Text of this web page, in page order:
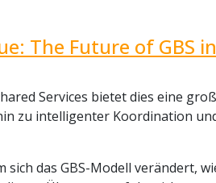
The Future of GBS
Services bietet dies eine
zu intelligenter Koordination
das GBS-Modell verändert,